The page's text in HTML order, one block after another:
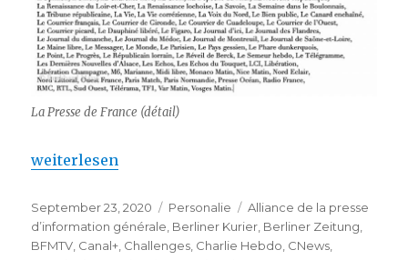
La Presse de France (détail)
„Pour la liberté d’opinion et de la presse – un
weiterlesen
Veröffentlicht
am
September 23, 2020 Kategorien
Personalie Schlagwörter
Alliance de la presse
d’information générale, Berliner Kurier, Berliner Zeitung,
BFMTV, Canal+, Challenges, Charlie Hebdo, CNews,